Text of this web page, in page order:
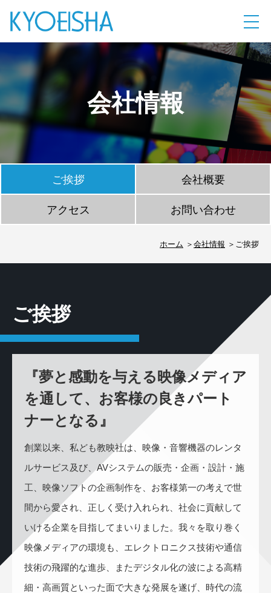
会社情報
ご挨拶 会社概要
アクセス お問い合わせ
ホーム 会社情報 ご挨拶
ご挨拶
『夢と感動を与える映像メディア
を通して、お客様の良きパート
ナーとなる』
創業以来、私ども教映社は、映像・音響機器のレンタ
ルサービス及び、AVシステムの販売・企画・設計・施
工、映像ソフトの企画制作を、お客様第一の考えで世
間から愛され、正しく受け入れられ、社会に貢献して
いける企業を目指してまいりました。我々を取り巻く
映像メディアの環境も、エレクトロニクス技術や通信
技術の飛躍的な進歩、またデジタル化の波による高精
細・高画質といった面で大きな発展を遂げ、時代の流